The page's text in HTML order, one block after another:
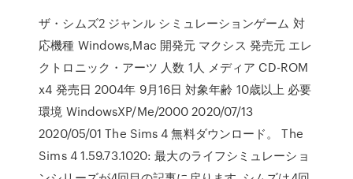
ザ・シムズ2 ジャンル シミュレーションゲーム 対
応機種 Windows,Mac 開発元 マクシス 発売元 エレ
クトロニック・アーツ 人数 1人 メディア CD-ROM
x4 発売日 2004年 9月16日 対象年齢 10歳以上 必要
環境 WindowsXP/Me/2000 2020/07/13
2020/05/01 The Sims 4 無料ダウンロード。 The
Sims 4 1.59.73.1020: 最大のライフシミュレーショ